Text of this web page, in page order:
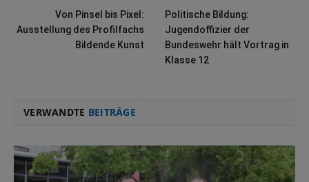
Von Pinsel bis Pixel:
Ausstellung des Profilfachs
Bildende Kunst
Politische Bildung:
Jugendoffizier der
Bundeswehr hält Vortrag in
Klasse 12
VERWANDTE BEITRÄGE